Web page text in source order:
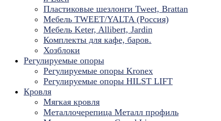
Пластиковые шезлонги Tweet, Brattan
Мебель TWEET/YALTA (Россия)
Мебель Keter, Allibert, Jardin
Комплекты для кафе, баров.
Хозблоки
Регулируемые опоры
Регулируемые опоры Kronex
Регулируемые опоры HILST LIFT
Кровля
Мягкая кровля
Металлочерепица Металл профиль